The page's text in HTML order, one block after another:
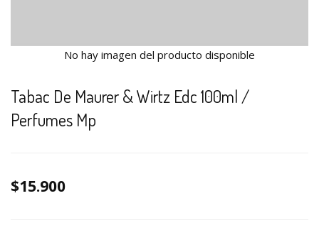
No hay imagen del producto disponible
Tabac De Maurer & Wirtz Edc 100ml /
Perfumes Mp
$15.900